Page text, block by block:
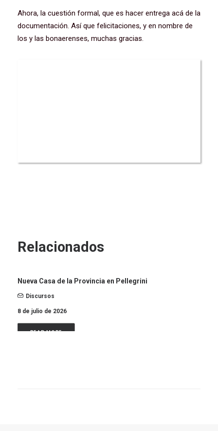
Ahora, la cuestión formal, que es hacer entrega acá de la
documentación. Así que felicitaciones, y en nombre de
los y las bonaerenses, muchas gracias.
Relacionados
Nueva Casa de la Provincia en Pellegrini
Discursos
8 de julio de 2026
READ MORE